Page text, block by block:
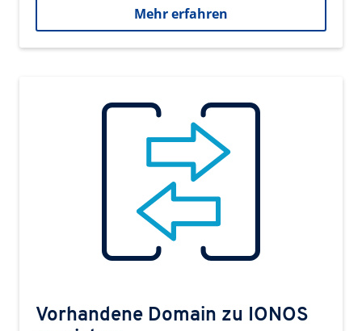
Mehr erfahren
Vorhandene Domain zu IONOS